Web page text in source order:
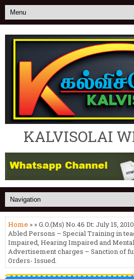
KALVISOLAI
Home » » G.O.(Ms) No.46 Dt: July 15,
Abled Persons – Special Training in
Impaired, Hearing Impaired and
Advertisement charges – Sanction of
Orders- Issued.